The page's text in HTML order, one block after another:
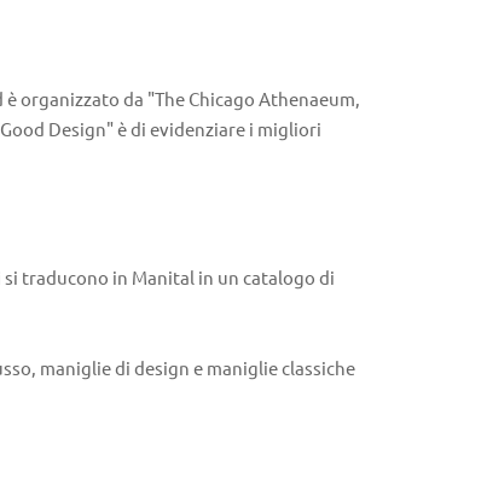
organizzato da "The Chicago Athenaeum,
Design" è di evidenziare i migliori
traducono in Manital in un catalogo di
maniglie di design e maniglie classiche